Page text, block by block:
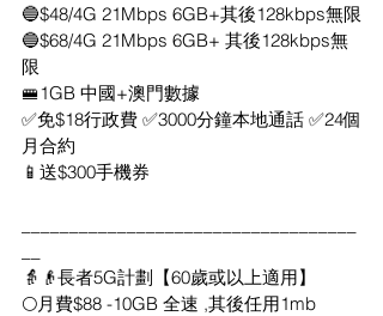
🔵$48/4G 21Mbps 6GB+其後128kbps無限
🔵$68/4G 21Mbps 6GB+ 其後128kbps無
限
🚝1GB 中國+澳門數據
✅免$18行政費 ✅3000分鐘本地通話 ✅24個
月合約
📱送$300手機券
👵👴長者5G計劃【60歲或以上適用】
🌕月費$88 -10GB 全速 ,其後任用1mb